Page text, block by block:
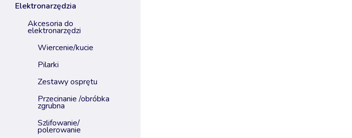
elektronarzędzia
akcesoria do
elektronarzędzi
wiercenie/kucie
pilarki
zestawy osprętu
przecinanie /obróbka
zgrubna
szlifowanie/
polerowanie